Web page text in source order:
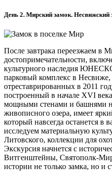
День 2. Мирский замок.
После завтрака переезжаем в
достопримечательности,
культурного наследия
парковый комплекс в
отреставрированных в 2011
построенный в начале XVI
мощными стенами и башнями
живописного озера, имеет
который навсегда останется в
исследуем материальную
Литовского, коллекции для
Экскурсия начнется с
Витгенштейны, Святополк-
истории не только замка, но и